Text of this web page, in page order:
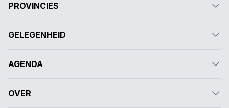
PROVINCIES
GELEGENHEID
AGENDA
OVER